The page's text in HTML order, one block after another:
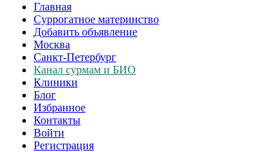
Главная
Суррогатное материнство
Добавить объявление
Москва
Санкт-Петербург
Канал сурмам и БИО
Клиники
Блог
Избранное
Контакты
Войти
Регистрация